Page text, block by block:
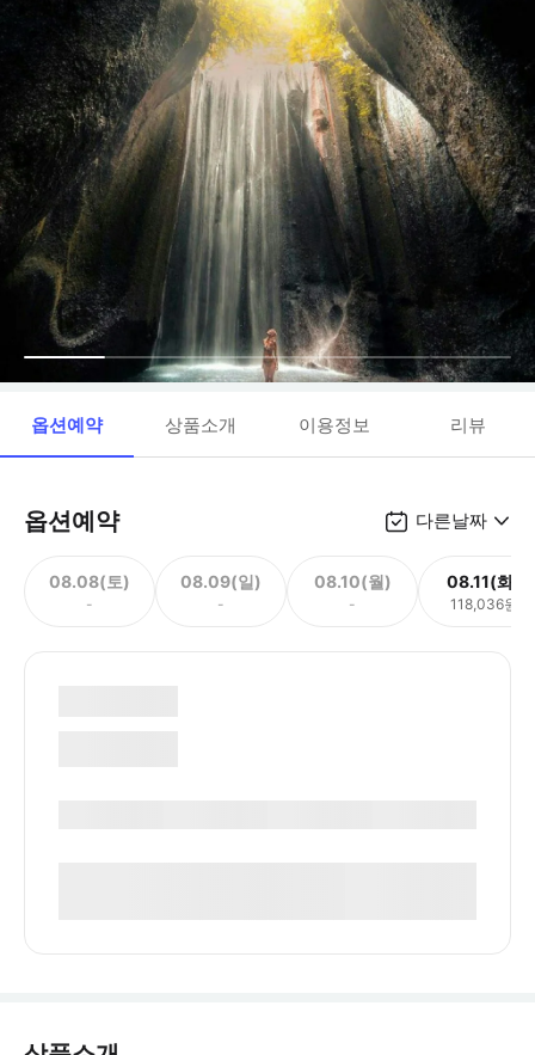
옵션예약 상품소개 이용정보 리뷰
옵션예약 다른날짜
08.08(토)
-
08.09(일)
-
08.10(월)
-
08.11(화)
118,036원